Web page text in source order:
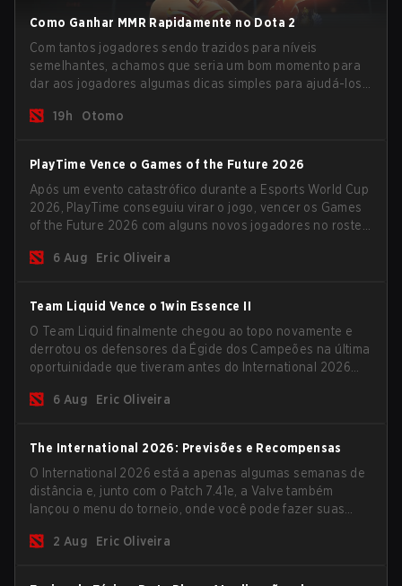
Como Ganhar MMR Rapidamente no Dota 2
Com tantos jogadores sendo trazidos para níveis
semelhantes, achamos que seria um bom momento para
dar aos jogadores algumas dicas simples para ajudá-los
19h
Otomo
PlayTime Vence o Games of the Future 2026
Após um evento catastrófico durante a Esports World Cup
2026, PlayTime conseguiu virar o jogo, vencer os Games
of the Future 2026 com alguns novos jogadores no roster
da nova temporada.
6 Aug Eric Oliveira
Team Liquid Vence o 1win Essence II
O Team Liquid finalmente chegou ao topo novamente e
derrotou os defensores da Égide dos Campeões na última
oportuinidade que tiveram antes do International 2026
conquistar uma chance de glória eterna.
6 Aug Eric Oliveira
The International 2026: Previsões e Recompensas
O International 2026 está a apenas algumas semanas de
distância e, junto com o Patch 7.41e, a Valve também
lançou o menu do torneio, onde você pode fazer suas
recompensas deste ano.
2 Aug Eric Oliveira